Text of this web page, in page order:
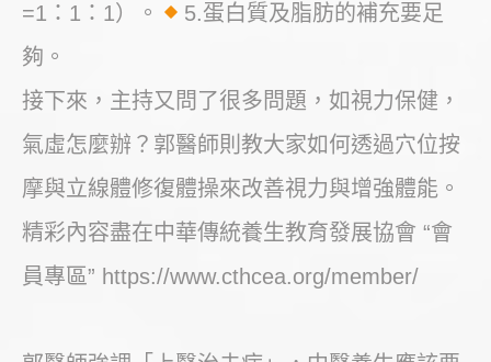
=1：1：1）。
5.蛋白質及脂肪的補充要足
夠。
接下來，主持又問了很多問題，如視力保健，
氣虛怎麼辦？郭醫師則教大家如何透過穴位按
摩與立線體修復體操來改善視力與增強體能。
精彩內容盡在中華傳統養生教育發展協會 “會
員專區” https://www.cthcea.org/member/